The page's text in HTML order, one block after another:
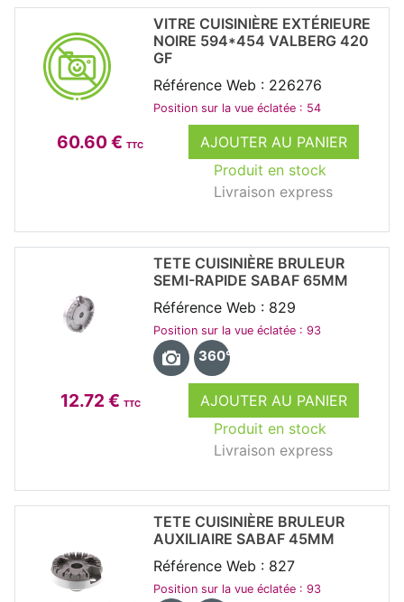
60.60 € TTC
AJOUTER AU PANIER
Produit en stock
Livraison express
VITRE CUISINIÈRE EXTÉRIEURE
NOIRE 594*454 VALBERG 420
GF
Référence Web : 226276
Position sur la vue éclatée : 54
12.72 € TTC
AJOUTER AU PANIER
Produit en stock
Livraison express
TETE CUISINIÈRE BRULEUR
SEMI-RAPIDE SABAF 65MM
Référence Web : 829
Position sur la vue éclatée : 93
360°
TETE CUISINIÈRE BRULEUR
AUXILIAIRE SABAF 45MM
Référence Web : 827
Position sur la vue éclatée : 93